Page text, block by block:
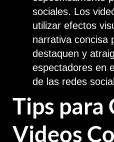
sociales. Los
utilizar efectos
narrativa concisa
destaquen y
espectadores en
de las redes
Tips para
Videos